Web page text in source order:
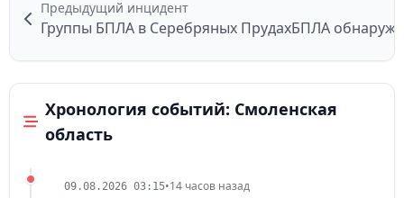
Предыдущий инцидент
Группы БПЛА в Серебряных ПрудахБПЛА
Хронология событий: Смоленская
область
09.08.2026 03:15•14 часов назад